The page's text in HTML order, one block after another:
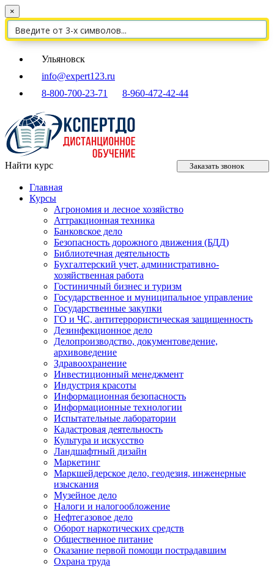
×
Ульяновск
info@expert123.ru
8-800-700-23-71
8-960-472-42-44
Найти курс Заказать звонок
Главная
Курсы
Агрономия и лесное хозяйство
Аттракционная техника
Банковское дело
Безопасность дорожного движения (БДД)
Библиотечная деятельность
Бухгалтерский учет, административно-
хозяйственная работа
Гостиничный бизнес и туризм
Государственное и муниципальное управление
Государственные закупки
ГО и ЧС, антитеррористическая защищенность
Дезинфекционное дело
Делопроизводство, документоведение,
архивоведение
Здравоохранение
Инвестиционный менеджмент
Индустрия красоты
Информационная безопасность
Информационные технологии
Испытательные лаборатории
Кадастровая деятельность
Культура и искусство
Ландшафтный дизайн
Маркетинг
Маркшейдерское дело, геодезия, инженерные
изыскания
Музейное дело
Налоги и налогообложение
Нефтегазовое дело
Оборот наркотических средств
Общественное питание
Оказание первой помощи пострадавшим
Охрана труда